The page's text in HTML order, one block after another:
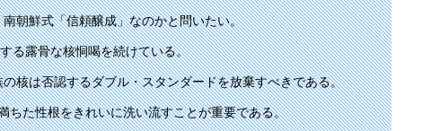
朝鮮式「信頼醸成」なのかと問いたい。
る露骨な核恫喝を続けている。
核は否認するダブル・スタンダードを放棄すべきである。
た性根をきれいに洗い流すことが重要である。